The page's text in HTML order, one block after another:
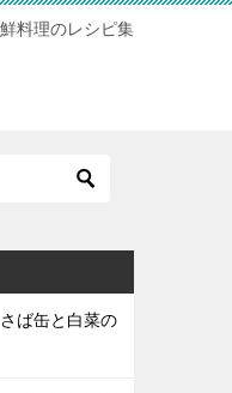
料理のレシピ集
ば缶と白菜の